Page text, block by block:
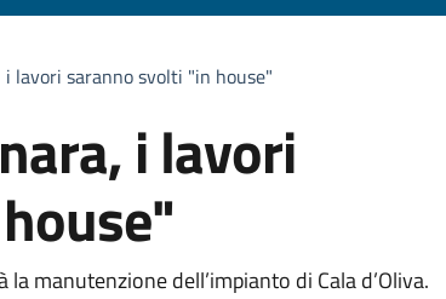
lavori saranno svolti "in house"
i lavori
manutenzione dell’impianto di Cala d’Oliva.